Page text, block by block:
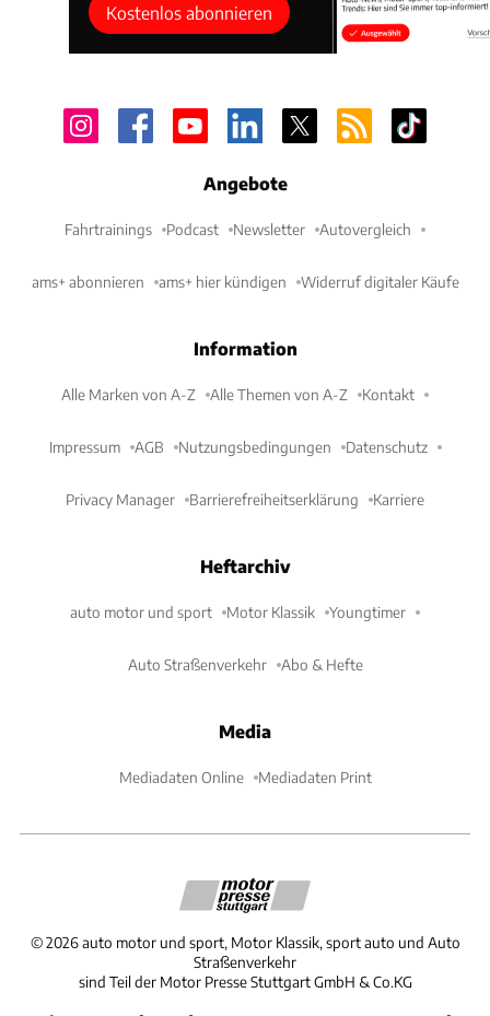
Kostenlos abonnieren
Angebote
Fahrtrainings Podcast Newsletter Autovergleich
ams+ abonnieren ams+ hier kündigen Widerruf digitaler Käufe
Information
Alle Marken von A-Z Alle Themen von A-Z Kontakt
Impressum AGB Nutzungsbedingungen Datenschutz
Privacy Manager Barrierefreiheitserklärung Karriere
Heftarchiv
auto motor und sport Motor Klassik Youngtimer
Auto Straßenverkehr Abo & Hefte
Media
Mediadaten Online Mediadaten Print
©2026 auto motor und sport, Motor Klassik, sport auto und Auto
Straßenverkehr
sind Teil der Motor Presse Stuttgart GmbH & Co.KG